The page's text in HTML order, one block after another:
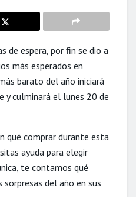
de espera, por fin se dio a
más esperados en
barato del año iniciará
y culminará el lunes 20 de
qué comprar durante esta
ayuda para elegir
te contamos qué
del año en sus